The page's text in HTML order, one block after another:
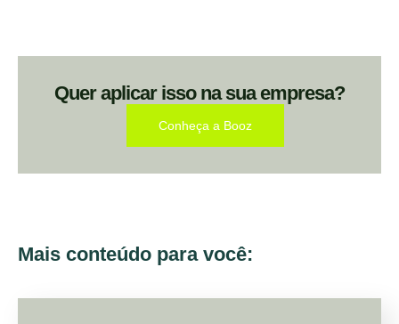
Conheça a Booz
Quer aplicar isso na sua empresa?
Mais conteúdo para você: